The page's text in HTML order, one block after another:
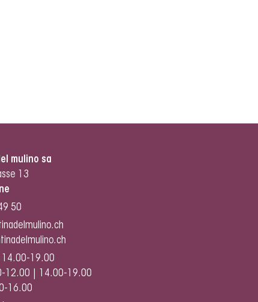
mulino sa
13
50
14.00-19.00
12.00 | 14.00-19.00
16.00